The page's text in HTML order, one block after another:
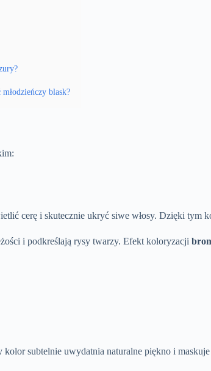
blask?
cerę i skutecznie ukryć siwe włosy. Dzięki tym
i podkreślają rysy twarzy. Efekt koloryzacji
subtelnie uwydatnia naturalne piękno i